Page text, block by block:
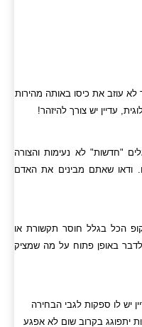
עוזב את כיסו באותה מהירות
עדיין יש צורך להיזהר!
"חדשות" לא נעימות והצורה
ודאו שאתם מבינים את האדם
הכל בגלל חוסר תקשורת או
באופן פתוח על מה שמציק
יש לו ספקות לגבי הבחירה
יתפוגג בקרוב שום לא אפגע